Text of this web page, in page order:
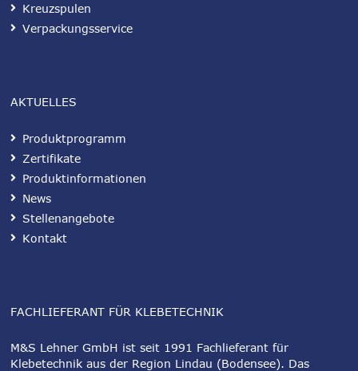
Kreuzspulen
Verpackungsservice
FACHLIEFERANT FÜR KLEBETECHNIK
M&S Lehner GmbH ist seit 1991 Fachlieferant für
Klebetechnik aus der Region Lindau (Bodensee). Das
AKTUELLES
Produktprogramm
Zertifikate
Produktinformationen
News
Stellenangebote
Kontakt